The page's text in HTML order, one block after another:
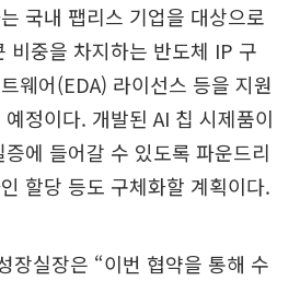
국내 팹리스 기업을 대상으로
비중을 차지하는 반도체 IP 구
웨어(EDA) 라이선스 등을 지원
정이다. 개발된 AI 칩 시제품이
에 들어갈 수 있도록 파운드리
할당 등도 구체화할 계획이다.
장실장은 “이번 협약을 통해 수